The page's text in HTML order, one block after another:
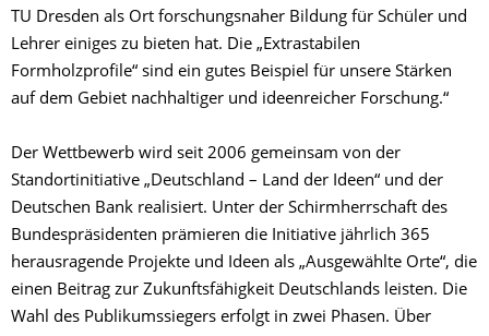
TU Dresden als Ort forschungsnaher Bildung für Schüler und
Lehrer einiges zu bieten hat. Die „Extrastabilen
Formholzprofile“ sind ein gutes Beispiel für unsere Stärken
auf dem Gebiet nachhaltiger und ideenreicher Forschung.“
Der Wettbewerb wird seit 2006 gemeinsam von der
Standortinitiative „Deutschland – Land der Ideen“ und der
Deutschen Bank realisiert. Unter der Schirmherrschaft des
Bundespräsidenten prämieren die Initiative jährlich 365
herausragende Projekte und Ideen als „Ausgewählte Orte“, die
einen Beitrag zur Zukunftsfähigkeit Deutschlands leisten. Die
Wahl des Publikumssiegers erfolgt in zwei Phasen. Über